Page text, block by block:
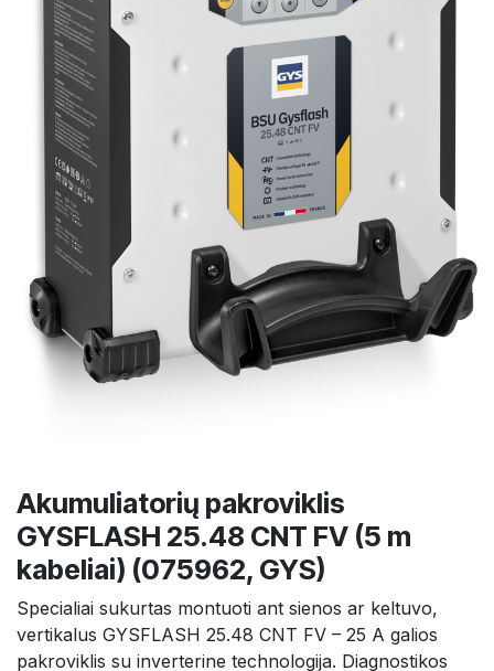
Akumuliatorių pakroviklis
GYSFLASH 25.48 CNT FV (5 m
kabeliai) (075962, GYS)
Specialiai sukurtas montuoti ant sienos ar keltuvo,
vertikalus GYSFLASH 25.48 CNT FV – 25 A galios
pakroviklis su inverterine technologija. Diagnostikos